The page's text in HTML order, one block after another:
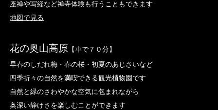
座禅や写経など禅寺体験も行うこともできます
地図で見る
花の奥山高原 【車で７０分】
早春のしだれ梅・春の桜・初夏のあじさいなど
四季折々の自然を満喫できる観光植物園です
自然と緑のさわやかな空気に包まれながら
奥深い静けさを楽しむことができます